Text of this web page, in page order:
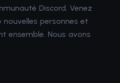
Discord. Venez
nouvelles personnes et
ensemble. Nous avons